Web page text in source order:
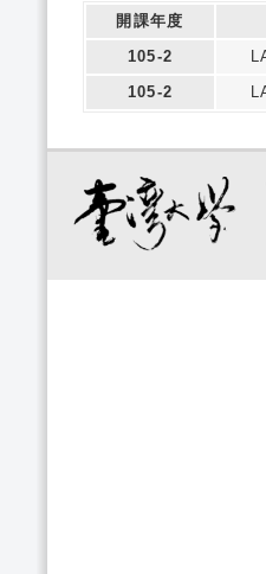
開課年度
105-2
105-2